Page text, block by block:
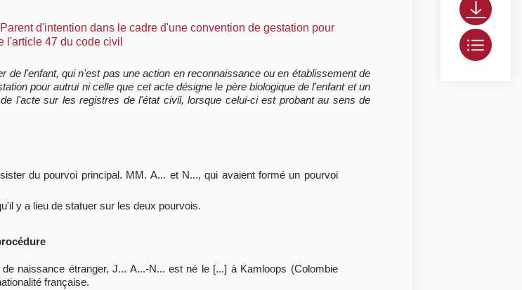
d'intention dans le cadre d'une convention de gestation pour
l'article 47 du code civil
l'enfant, qui n'est pas une action en reconnaissance ou en établissement de
pour autrui ni celle que cet acte désigne le père biologique de l'enfant et un
l'acte sur les registres de l'état civil, lorsque celui-ci est probant au sens de
du pourvoi principal. MM. A... et N..., qui avaient formé un pourvoi
y a lieu de statuer sur les deux pourvois.
naissance étranger, J... A...-N... est né le [...] à Kamloops (Colombie
française.